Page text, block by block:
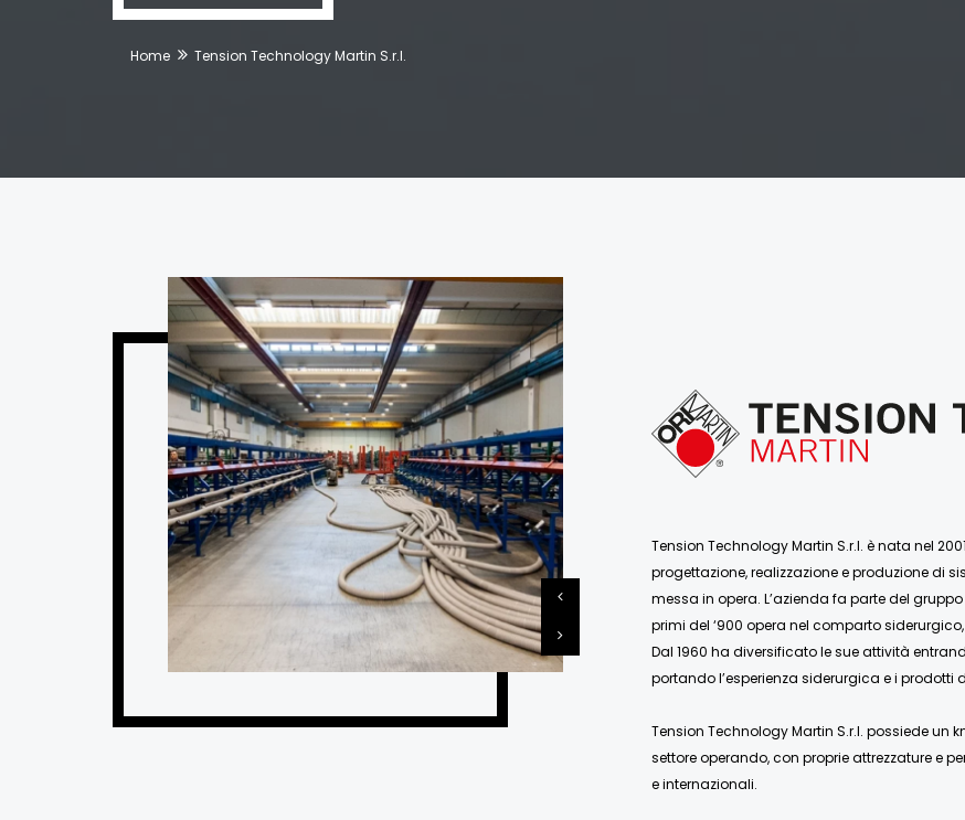
Home Tension Technology Martin S.r.l.
Tension Technology Martin S.r.l. è nata nel
progettazione, realizzazione e produzione di
messa in opera. L’azienda fa parte del
primi del ‘900 opera nel comparto
Dal 1960 ha diversificato le sue attività
portando l’esperienza siderurgica e i prodotti
Tension Technology Martin S.r.l. possiede
settore operando, con proprie attrezzature e
e internazionali.